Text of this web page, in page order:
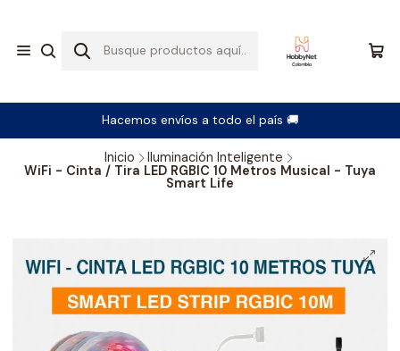
Hacemos envíos a todo el país 🚚
Inicio
Iluminación Inteligente
WiFi - Cinta / Tira LED RGBIC 10 Metros Musical - Tuya
Smart Life